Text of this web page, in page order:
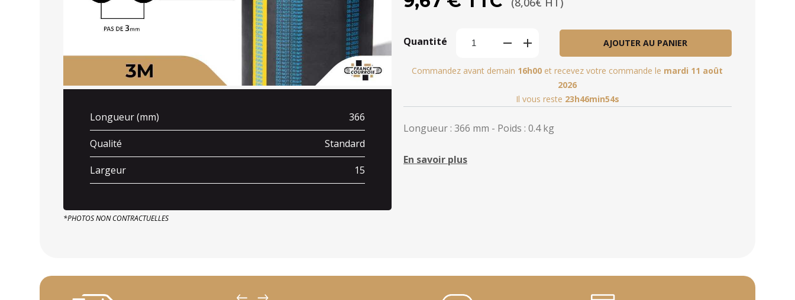
Longueur (mm) 366
Qualité Standard
Largeur 15
*PHOTOS NON CONTRACTUELLES
Quantité AJOUTER AU PANIER
Commandez avant demain 16h00 et recevez votre commande le mardi 11 août
2026
Il vous reste 23h46min53s
Longueur : 366 mm - Poids : 0.4 kg
En savoir plus